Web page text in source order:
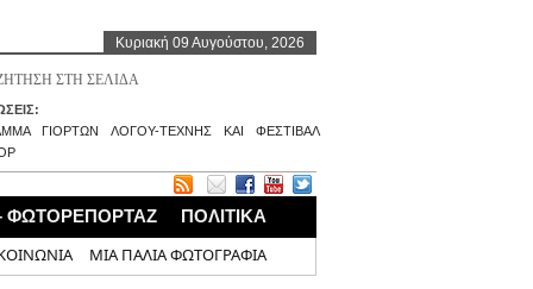
Κυριακή 09 Αυγούστου, 2026
ΓΙΟΡΤΩΝ ΛΟΓΟΥ-ΤΕΧΝΗΣ ΚΑΙ ΦΕΣΤΙΒΑΛ
ΦΩΤΟΡΕΠΟΡΤΑΖ ΠΟΛΙΤΙΚΑ
ΜΙΑ ΠΑΛΙΑ ΦΩΤΟΓΡΑΦΙΑ